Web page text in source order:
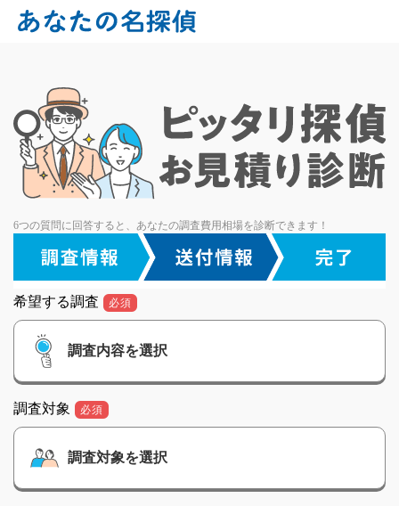
6つの質問に回答すると、あなたの調査費用相場を診断できます！
希望する調査 必須
調査対象 必須